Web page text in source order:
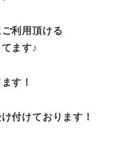
利用頂ける
ます♪
す！
付けております！